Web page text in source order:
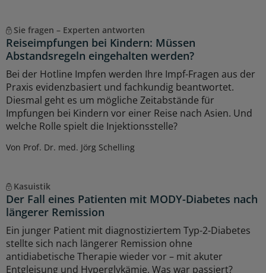
Sie fragen – Experten antworten
Reiseimpfungen bei Kindern: Müssen
Abstandsregeln eingehalten werden?
Bei der Hotline Impfen werden Ihre Impf-Fragen aus der
Praxis evidenzbasiert und fachkundig beantwortet.
Diesmal geht es um mögliche Zeitabstände für
Impfungen bei Kindern vor einer Reise nach Asien. Und
welche Rolle spielt die Injektionsstelle?
Von Prof. Dr. med. Jörg Schelling
Kasuistik
Der Fall eines Patienten mit MODY-Diabetes nach
längerer Remission
Ein junger Patient mit diagnostiziertem Typ-2-Diabetes
stellte sich nach längerer Remission ohne
antidiabetische Therapie wieder vor – mit akuter
Entgleisung und Hyperglykämie. Was war passiert?